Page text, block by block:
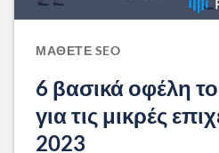
ΜΆΘΕΤΕ SEO
6 βασικά οφέλη
για τις μικρές
2023